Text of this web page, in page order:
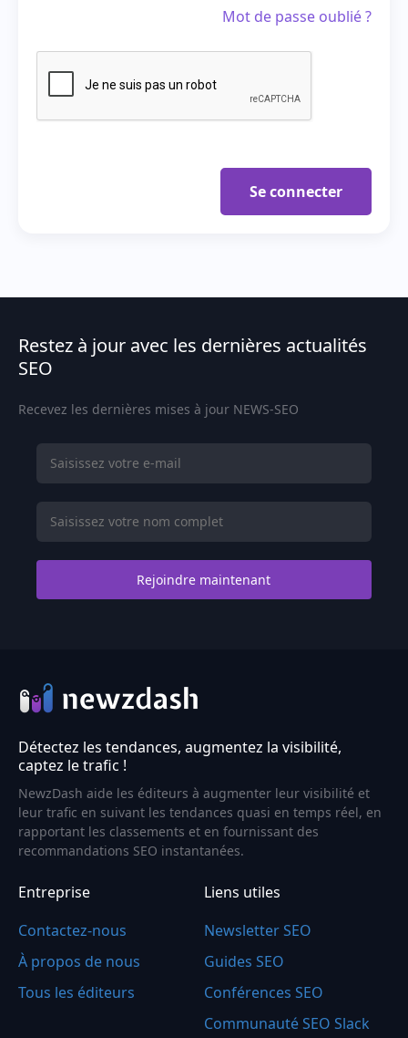
Mot de passe oublié ?
Restez à jour avec les dernières actualités
SEO
Recevez les dernières mises à jour NEWS-SEO
Détectez les tendances, augmentez la visibilité,
captez le trafic !
NewzDash aide les éditeurs à augmenter leur visibilité et
leur trafic en suivant les tendances quasi en temps réel, en
rapportant les classements et en fournissant des
recommandations SEO instantanées.
Entreprise
Contactez-nous
À propos de nous
Tous les éditeurs
Liens utiles
Newsletter SEO
Guides SEO
Conférences SEO
Communauté SEO Slack